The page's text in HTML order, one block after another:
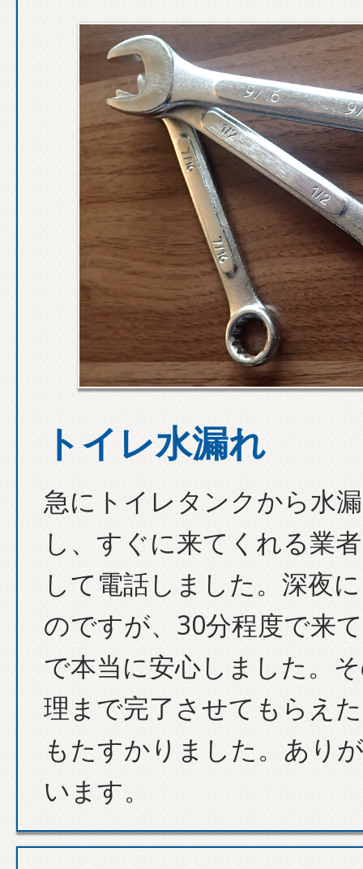
トイレ水漏れ
急にトイレタンクから水
し、すぐに来てくれる業
して電話しました。深夜
のですが、30分程度で来
で本当に安心しました。
理まで完了させてもらえ
もたすかりました。あり
います。